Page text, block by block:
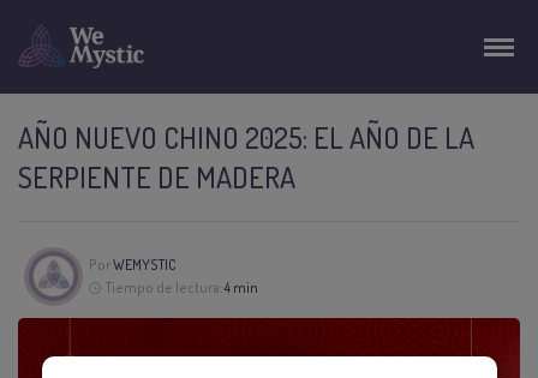
AÑO NUEVO CHINO 2025: EL AÑO DE LA
SERPIENTE DE MADERA
PorWEMYSTIC
Tiempo de lectura:4 min